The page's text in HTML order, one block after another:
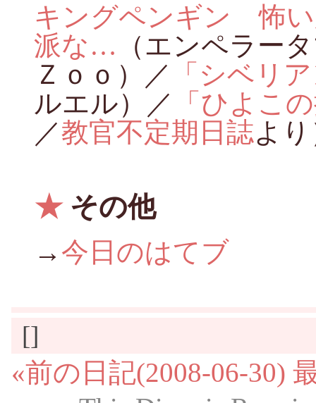
キングペンギン 怖
派な… （エンペラー
Ｚｏｏ）／
「シベリ
ルエル）／
「ひよこ
／教官不定期日誌よ
★その他
→ 今日のはてブ
[]
«前の日記(2008-06-30)